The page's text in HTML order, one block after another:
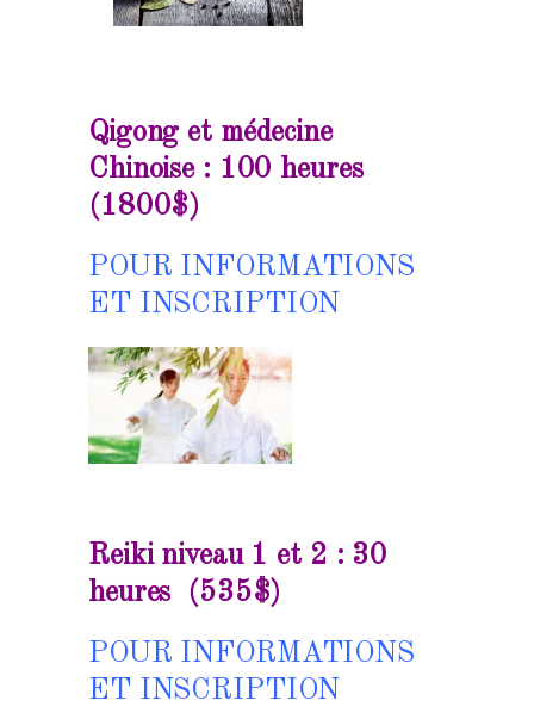
Qigong et médecine
Chinoise : 100 heures
(1800$)
POUR INFORMATIONS
ET INSCRIPTION
Reiki niveau 1 et 2 : 30
heures (535$)
POUR INFORMATIONS
ET INSCRIPTION